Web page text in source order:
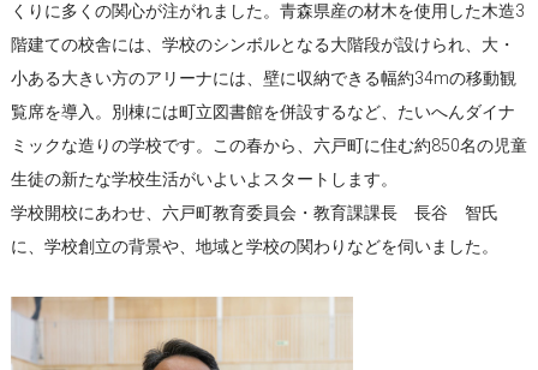
くりに多くの関心が注がれました。青森県産の材木を使用した木造3
階建ての校舎には、学校のシンボルとなる大階段が設けられ、大・
小ある大きい方のアリーナには、壁に収納できる幅約34mの移動観
覧席を導入。別棟には町立図書館を併設するなど、たいへんダイナ
ミックな造りの学校です。この春から、六戸町に住む約850名の児童
生徒の新たな学校生活がいよいよスタートします。
学校開校にあわせ、六戸町教育委員会・教育課課長 長谷 智氏
に、学校創立の背景や、地域と学校の関わりなどを伺いました。